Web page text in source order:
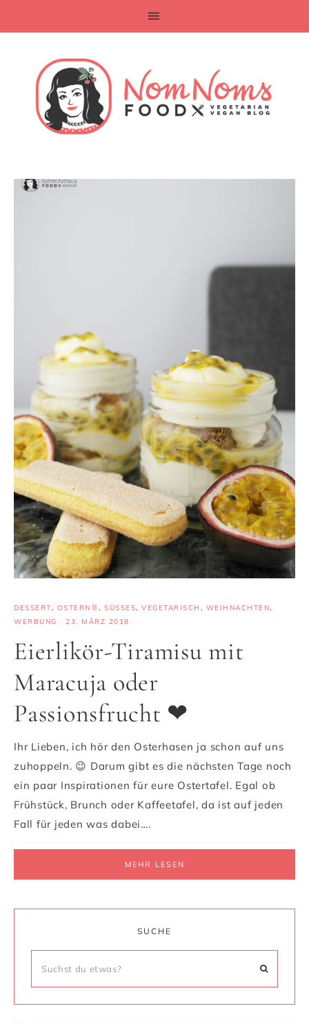
DESSERT, OSTERN🐰 , SÜSSES , VEGETARISCH , WEIHNACHTEN,
WERBUNG · 23. MÄRZ 2018
Eierlikör-Tiramisu mit
Maracuja oder
Passionsfrucht ❤
Ihr Lieben, ich hör den Osterhasen ja schon auf uns
zuhoppeln. 😉 Darum gibt es die nächsten Tage noch
ein paar Inspirationen für eure Ostertafel. Egal ob
Frühstück, Brunch oder Kaffeetafel, da ist auf jeden
Fall für jeden was dabei….
MEHR LESEN
SUCHE